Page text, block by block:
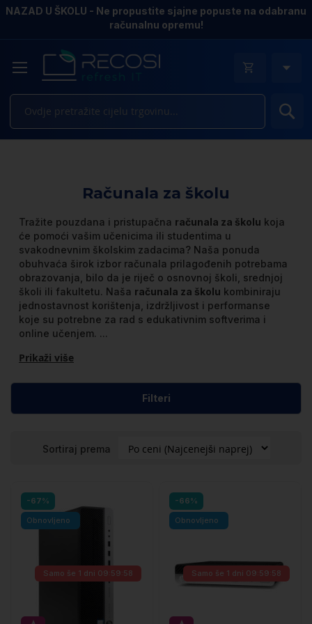
NAZAD U ŠKOLU - Ne propustite sjajne popuste na odabranu
računalnu opremu!
Računala za školu
Tražite pouzdana i pristupačna računala za školu koja
će pomoći vašim učenicima ili studentima u
svakodnevnim školskim zadacima? Naša ponuda
obuhvaća širok izbor računala prilagođenih potrebama
obrazovanja, bilo da je riječ o osnovnoj školi, srednjoj
školi ili fakultetu. Naša računala za školu kombiniraju
jednostavnost korištenja, izdržljivost i performanse
koje su potrebne za rad s edukativnim softverima i
online učenjem. ...
Prikaži više
Filteri
Sortiraj prema
-67%
Obnovljeno
Samo še 1 dni 09:59:57
-66%
Obnovljeno
Samo še 1 dni 09:59:57